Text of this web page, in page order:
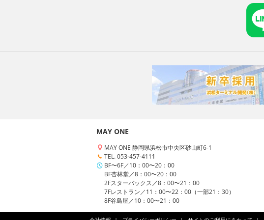
MAY ONE
MAY ONE 静岡県浜松市中央区砂山町6-1
TEL. 053-457-4111
BF〜6F／10：00〜20：00
BF杏林堂／8：00〜20：00
2Fスターバックス／8：00〜21：00
7Fレストラン／11：00〜22：00（一部21：30）
8F谷島屋／10：00〜21：00